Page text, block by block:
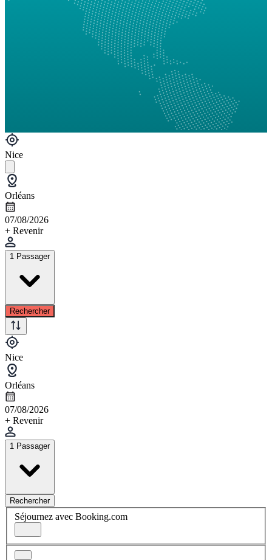
Nice
Orléans
07/08/2026
+ Revenir
1 Passager
Rechercher
Nice
Orléans
07/08/2026
+ Revenir
1 Passager
Rechercher
Séjournez avec Booking.com